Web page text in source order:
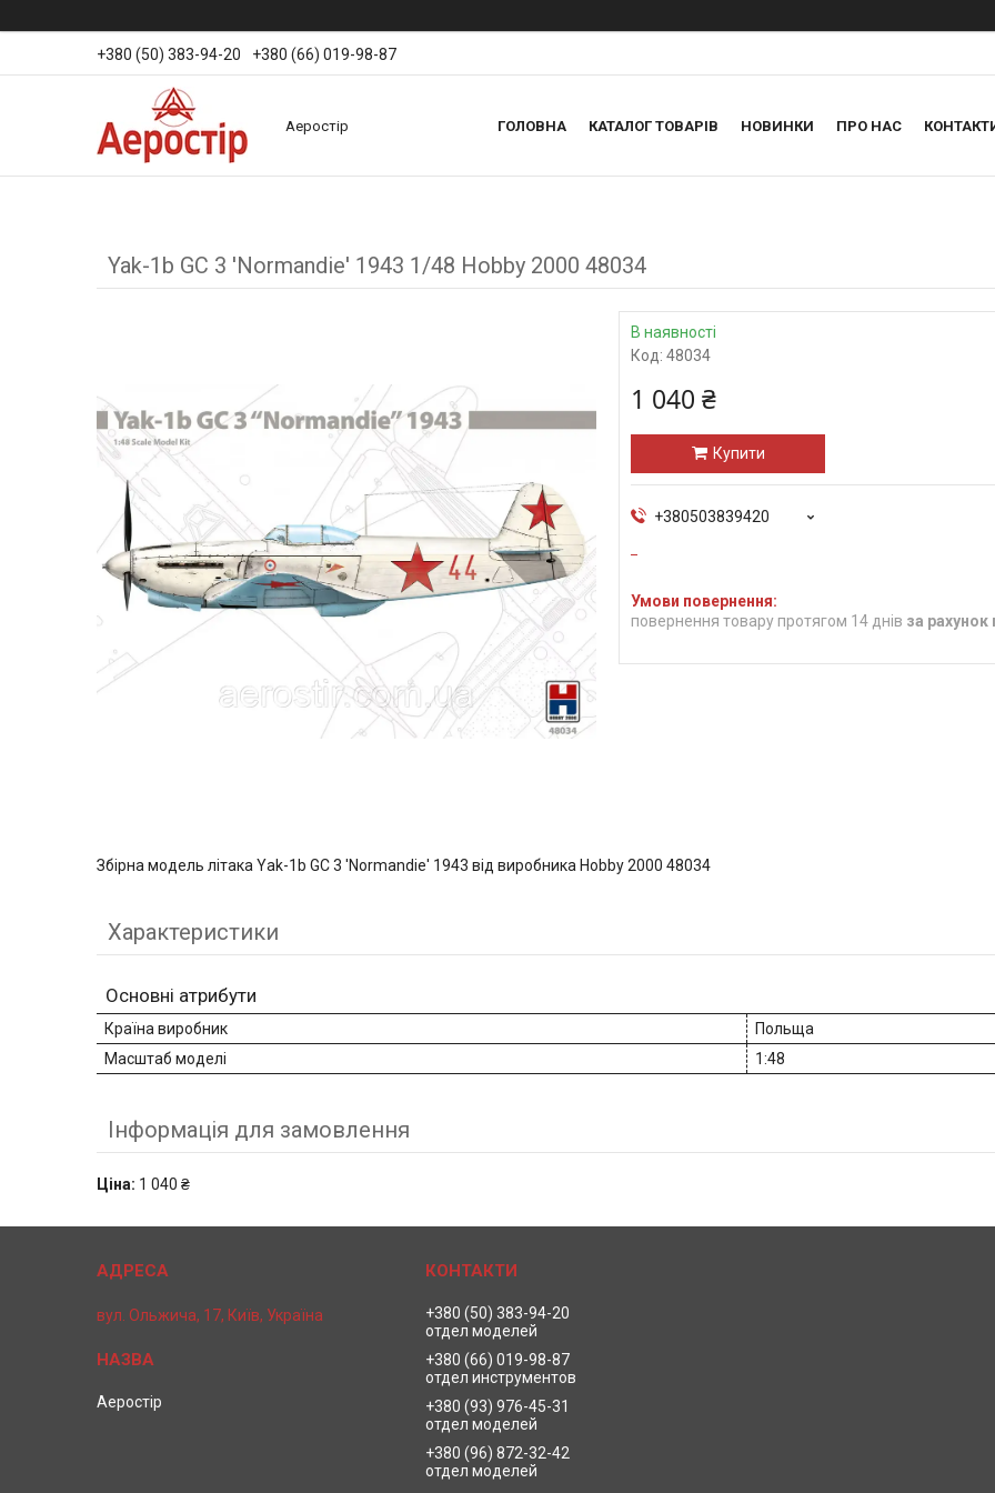
+380 (50) 383-94-20 +380 (66) 019-98-87
Аеростір ГОЛОВНА КАТАЛОГ ТОВАРІВ НОВИНКИ ПРО НАС
Yak-1b GC 3 'Normandie' 1943 1/48 Hobby 2000 48034
В наявності
Код: 48034
1 040 ₴
Купити
+380503839420
повернення товару протягом 14 днів за рахунок
Збірна модель літака Yak-1b GC 3 'Normandie' 1943 від виробника Hobby 2000 48034
Характеристики
Основні атрибути
Країна виробник
Польща
Масштаб моделі
1:48
Інформація для замовлення
Ціна: 1 040 ₴
вул. Ольжича, 17, Київ, Україна
Аеростір
+380 (50) 383-94-20
отдел моделей
+380 (66) 019-98-87
отдел инструментов
+380 (93) 976-45-31
отдел моделей
+380 (96) 872-32-42
отдел моделей